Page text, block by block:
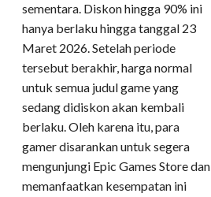
sementara. Diskon hingga 90% ini
hanya berlaku hingga tanggal 23
Maret 2026. Setelah periode
tersebut berakhir, harga normal
untuk semua judul game yang
sedang didiskon akan kembali
berlaku. Oleh karena itu, para
gamer disarankan untuk segera
mengunjungi Epic Games Store dan
memanfaatkan kesempatan ini